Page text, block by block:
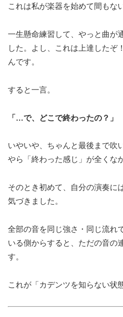
これは私が楽器を始めて間もな
一生懸命練習して、やっと曲が
した。よし、これは上達したぞ
んです。
すると一言。
「…で、どこで終わったの？」
いやいや、ちゃんと最後まで吹
やら「終わった感じ」が全くな
そのとき初めて、自分の演奏に
気づきました。
全部の音を同じ強さ・同じ流れ
いる側からすると、ただの音の
す。
これが「カデンツを知らない状